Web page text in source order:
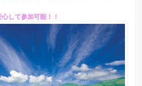
して参加可能！！